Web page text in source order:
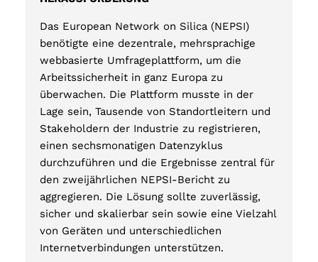
Das European Network on Silica (NEPSI)
benötigte eine dezentrale, mehrsprachige
webbasierte Umfrageplattform, um die
Arbeitssicherheit in ganz Europa zu
überwachen. Die Plattform musste in der
Lage sein, Tausende von Standortleitern und
Stakeholdern der Industrie zu registrieren,
einen sechsmonatigen Datenzyklus
durchzuführen und die Ergebnisse zentral für
den zweijährlichen NEPSI-Bericht zu
aggregieren. Die Lösung sollte zuverlässig,
sicher und skalierbar sein sowie eine Vielzahl
von Geräten und unterschiedlichen
Internetverbindungen unterstützen.